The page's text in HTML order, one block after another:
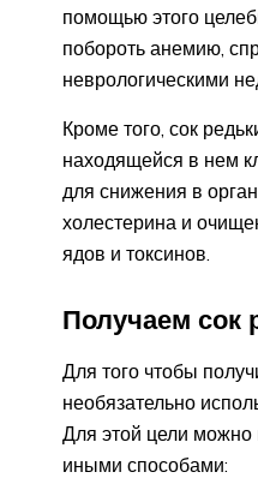
помощью этого
побороть анемию,
неврологическими
Кроме того, сок
находящейся в нем
для снижения в
холестерина и
ядов и токсинов.
Получаем сок
Для того чтобы
необязательно
Для этой цели можно
иными способами: